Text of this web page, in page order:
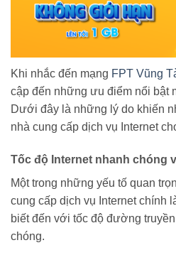
Khi nhắc đến mạng FPT Vũng
cập đến những ưu điểm nổi bật
Dưới đây là những lý do khiến
nhà cung cấp dịch vụ Internet
Tốc độ Internet nhanh chóng
Một trong những yếu tố quan
cung cấp dịch vụ Internet chính
biết đến với tốc độ đường
chóng.